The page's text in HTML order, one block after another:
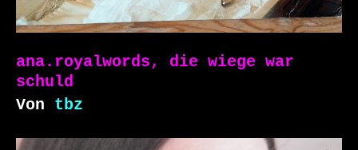
ana.royalwords, die wiege war
schuld
Von tbz